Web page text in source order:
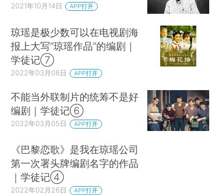
2021年10月14日 APP打开
琼瑶是极少数可以在电视剧海
报上大写“琼瑶作品”的编剧｜
学徒记⑦
2022年03月08日 APP打开
不能当外联制片的统筹不是好
编剧｜学徒记⑥
2022年03月05日 APP打开
《巴黎恋歌》是我在琼瑶公司
第一次署头牌编剧名字的作品
｜学徒记④
2022年02月26日 APP打开